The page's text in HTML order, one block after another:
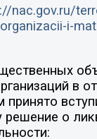
nac.gov.ru/
i-
в
принято
решение о